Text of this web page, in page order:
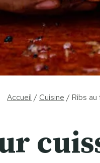
Accueil / Cuisine /Ribs